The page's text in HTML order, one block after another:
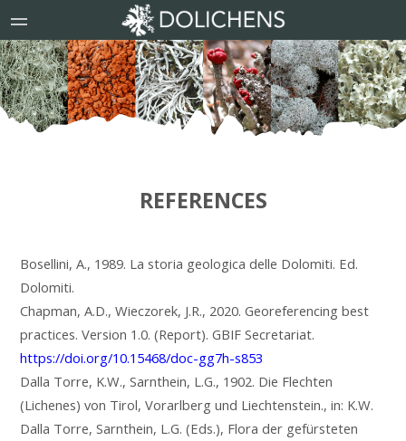
REFERENCES
Bosellini, A., 1989. La storia geologica delle Dolomiti. Ed.
Dolomiti.
Chapman, A.D., Wieczorek, J.R., 2020. Georeferencing best
practices. Version 1.0. (Report). GBIF Secretariat.
https://doi.org/10.15468/doc-gg7h-s853
Dalla Torre, K.W., Sarnthein, L.G., 1902. Die Flechten
(Lichenes) von Tirol, Vorarlberg und Liechtenstein., in: K.W.
Dalla Torre, Sarnthein, L.G. (Eds.), Flora der gefürsteten